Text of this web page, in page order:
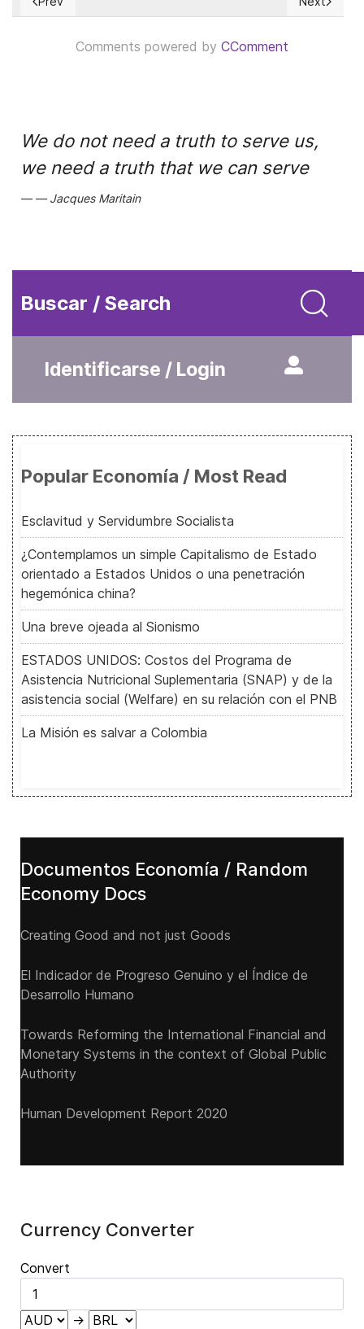
Previous article: La farsa del Salario Mínimo IntegralNext
Comments powered by CComment
We do not need a truth to serve us,
we need a truth that we can serve
Jacques Maritain
Buscar / Search
Identificarse / Login
Popular Economía / Most Read
Esclavitud y Servidumbre Socialista
¿Contemplamos un simple Capitalismo de Estado
orientado a Estados Unidos o una penetración
hegemónica china?
Una breve ojeada al Sionismo
ESTADOS UNIDOS: Costos del Programa de
Asistencia Nutricional Suplementaria (SNAP) y de la
asistencia social (Welfare) en su relación con el PNB
La Misión es salvar a Colombia
Documentos Economía / Random
Economy Docs
Creating Good and not just Goods
El Indicador de Progreso Genuino y el Índice de
Desarrollo Humano
Towards Reforming the International Financial and
Monetary Systems in the context of Global Public
Authority
Human Development Report 2020
Currency Converter
Convert
→